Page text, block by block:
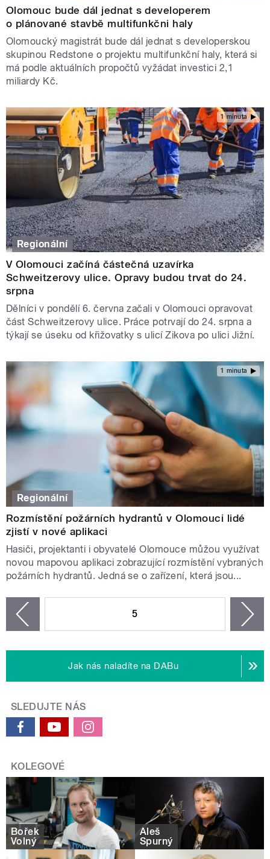
Olomouc bude dál jednat s developerem
o plánované stavbě multifunkčni haly
Olomoucký magistrát bude dál jednat s developerskou
skupinou Redstone o projektu multifunkční haly, která si
má podle aktuálních propočtů vyžádat investici 2,1
miliardy Kč.
1 minuta
Regionální
V Olomouci začíná částečná uzavírka
Schweitzerovy ulice. Opravy budou trvat do 24.
srpna
Dělníci v pondělí 6. června začali v Olomouci opravovat
část Schweitzerovy ulice. Práce potrvají do 24. srpna a
týkají se úseku od křižovatky s ulicí Zikova po ulici Jižní.
1 minuta
Regionální
Rozmístění požárních hydrantů v Olomouci lidé
zjistí v nové aplikaci
Hasiči, projektanti i obyvatelé Olomouce můžou využívat
novou mapovou aplikaci zobrazující rozmístění vybraných
požárních hydrantů. Jedná se o zařízení, která jsou...
5
Jak nás naladíte na DABu
SLEDUJTE NÁS
KOLEGOVÉ
Bořek
Volný
Aleš
Spurný